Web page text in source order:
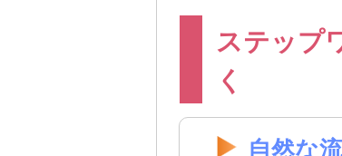
ステップ
く
自然な